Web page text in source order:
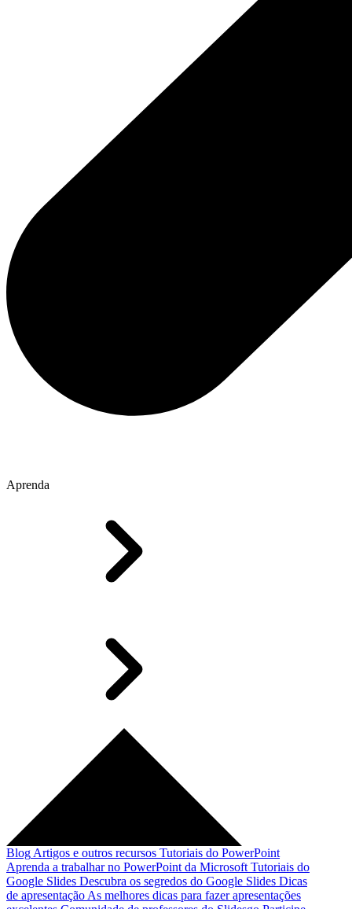
Aprenda
Blog Artigos e outros recursos Tutoriais do PowerPoint
Aprenda a trabalhar no PowerPoint da Microsoft Tutoriais do
Google Slides Descubra os segredos do Google Slides Dicas
de apresentação As melhores dicas para fazer apresentações